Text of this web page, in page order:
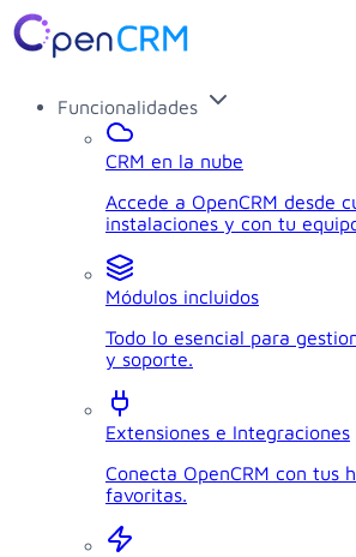
Funcionalidades
CRM en la nube
Accede a OpenCRM desde
instalaciones y con tu
Módulos incluidos
Todo lo esencial para
y soporte.
Extensiones e Integraciones
Conecta OpenCRM con tus
favoritas.